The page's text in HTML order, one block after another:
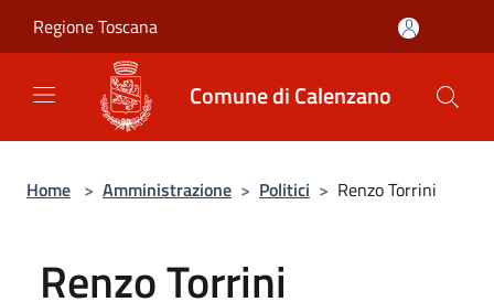
Regione Toscana
Comune di Calenzano
Home > Amministrazione > Politici > Renzo Torrini
Renzo Torrini